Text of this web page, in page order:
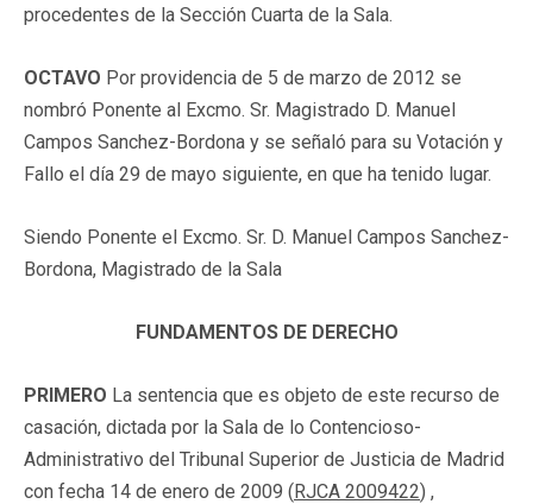
procedentes de la Sección Cuarta de la Sala.
OCTAVO Por providencia de 5 de marzo de 2012 se
nombró Ponente al Excmo. Sr. Magistrado D. Manuel
Campos Sanchez-Bordona y se señaló para su Votación y
Fallo el día 29 de mayo siguiente, en que ha tenido lugar.
Siendo Ponente el Excmo. Sr. D. Manuel Campos Sanchez-
Bordona, Magistrado de la Sala
FUNDAMENTOS DE DERECHO
PRIMERO La sentencia que es objeto de este recurso de
casación, dictada por la Sala de lo Contencioso-
Administrativo del Tribunal Superior de Justicia de Madrid
con fecha 14 de enero de 2009 (RJCA 2009422) ,